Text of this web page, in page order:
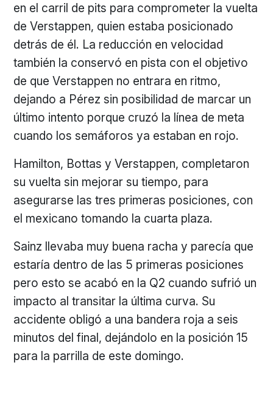
en el carril de pits para comprometer la vuelta
de Verstappen, quien estaba posicionado
detrás de él. La reducción en velocidad
también la conservó en pista con el objetivo
de que Verstappen no entrara en ritmo,
dejando a Pérez sin posibilidad de marcar un
último intento porque cruzó la línea de meta
cuando los semáforos ya estaban en rojo.
Hamilton, Bottas y Verstappen, completaron
su vuelta sin mejorar su tiempo, para
asegurarse las tres primeras posiciones, con
el mexicano tomando la cuarta plaza.
Sainz llevaba muy buena racha y parecía que
estaría dentro de las 5 primeras posiciones
pero esto se acabó en la Q2 cuando sufrió un
impacto al transitar la última curva. Su
accidente obligó a una bandera roja a seis
minutos del final, dejándolo en la posición 15
para la parrilla de este domingo.